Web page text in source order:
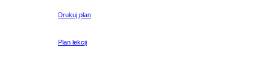
Drukuj plan
Plan lekcji